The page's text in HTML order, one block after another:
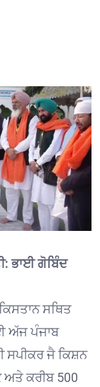
ਭਾਈ ਗੋਬਿੰਦ
ਸਥਿਤ
ਅੱਜ ਪੰਜਾਬ
ਸਪੀਕਰ ਜੈ ਕਿਸ਼ਨ
ਕਰੀਬ 500